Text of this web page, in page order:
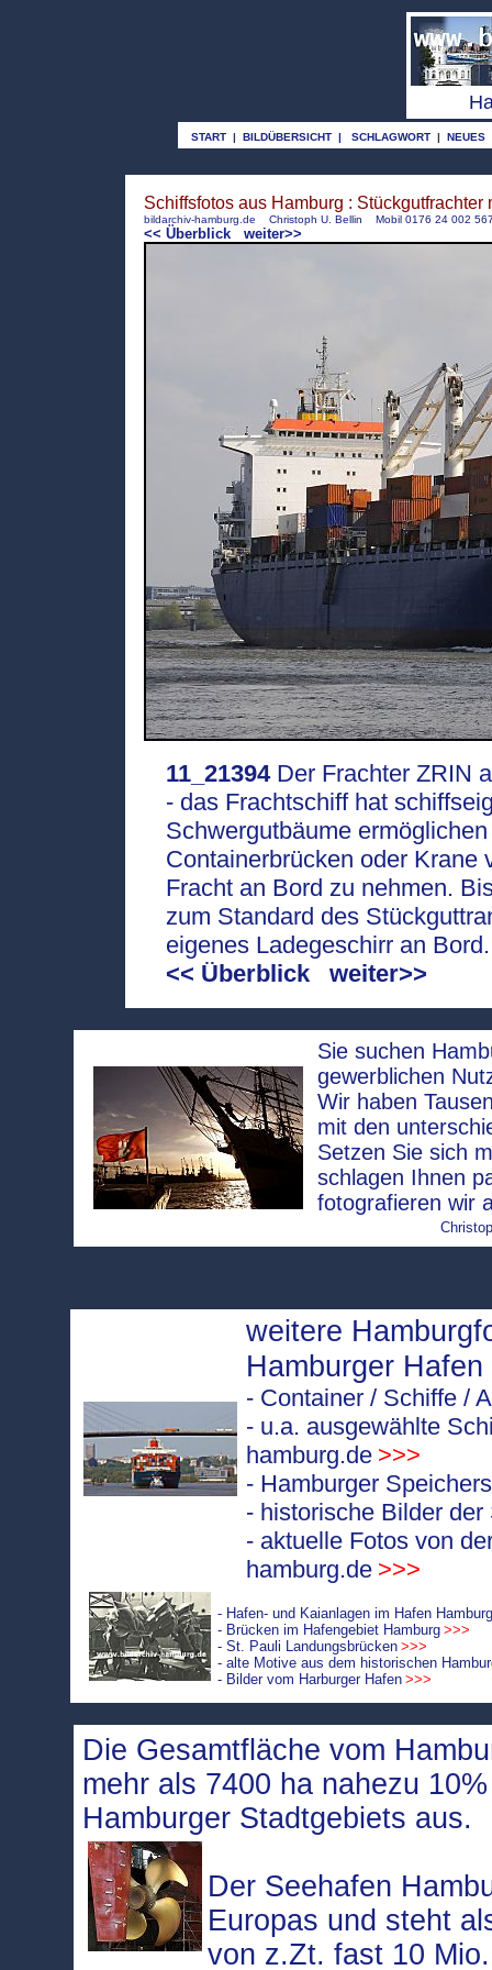
START | BILDÜBERSICHT | SCHLAGWORT | NEUES
Schiffsfotos aus Hamburg : Stückgutfrachter
bildarchiv-hamburg.de Christoph U. Bellin Mobil 0176 24 002
<< Überblick weiter>>
11_21394Der Frachter ZRIN
- das Frachtschiff hat
Schwergutbäume
Containerbrücken oder Krane
Fracht an Bord zu nehmen.
zum Standard des
eigenes Ladegeschirr an
<< Überblick
weiter>>
Sie suchen
gewerblichen
Wir haben
mit den
Setzen Sie sich
schlagen Ihnen
fotografieren wir
weitere
Hamburger Hafen
- Container / Schiffe /
- u.a. ausgewählte
hamburg.de >>>
- Hamburger
- historische Bilder
- aktuelle Fotos von
hamburg.de >>>
- Hafen- und Kaianlagen im Hafen
- Brücken im Hafengebiet Hamburg >>>
- St. Pauli Landungsbrücken >>>
- alte Motive aus dem historischen
- Bilder vom Harburger Hafen >>>
Die Gesamtfläche vom
mehr als 7400 ha nahezu
Hamburger Stadtgebiets aus.
Der Seehafen
Europas und steht
von z.Zt. fast 10